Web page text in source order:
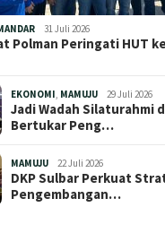
31 Juli 2026
Polman Peringati HUT
EKONOMI MAMUJU 29 Juli 2026
Jadi Wadah Silaturahmi
Bertukar Peng…
MAMUJU 22 Juli 2026
DKP Sulbar Perkuat
Pengembangan…